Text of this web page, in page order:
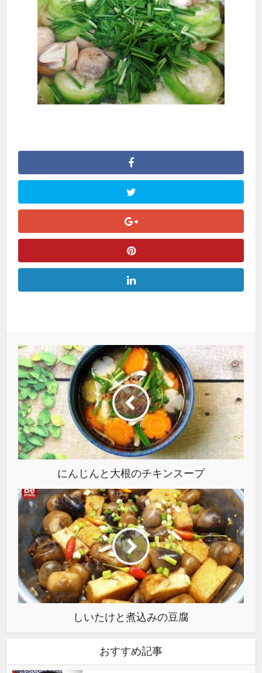
にんじんと大根のチキンスープ
しいたけと煮込みの豆腐
おすすめ記事